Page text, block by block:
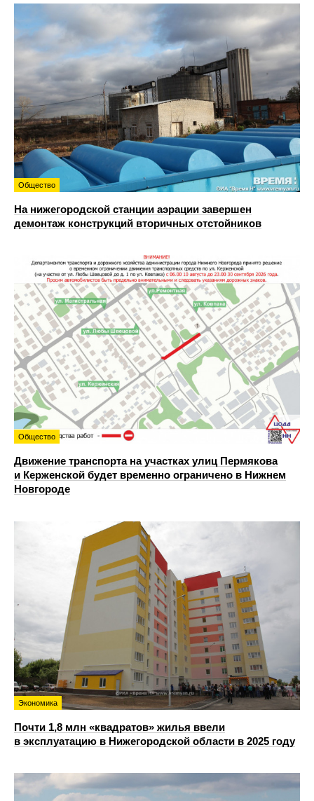
Общество
На нижегородской станции аэрации завершен
демонтаж конструкций вторичных отстойников
Общество
Движение транспорта на участках улиц Пермякова
и Керженской будет временно ограничено в Нижнем
Новгороде
Экономика
Почти 1,8 млн «квадратов» жилья ввели
в эксплуатацию в Нижегородской области в 2025 году